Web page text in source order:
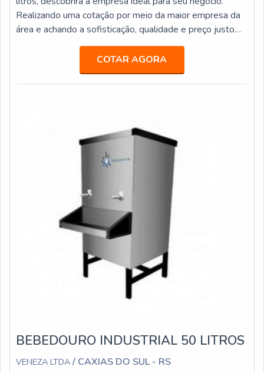
Realizando uma cotação por meio da maior empresa da
área e achando a sofisticação, qualidade e preço justo
em um só lugar.MAIS INFORMAÇÕES SOBRE
BEBEDOURO INDUSTRIAL 25 LITROSSe alguém
pesquisar bebedouro industrial 25 litros em uma
empresa responsável, descobre o site da Veneza Filtros.
COTAR AGORA
BEBEDOURO INDUSTRIAL 50 LITROS
VENEZA LTDA / CAXIAS DO SUL - RS